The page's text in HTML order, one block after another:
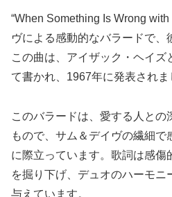
“When Something Is Wrong
ヴによる感動的なバラードで、
この曲は、アイザック・ヘイズ
て書かれ、1967年に発表されま
このバラードは、愛する人との
もので、サム＆デイヴの繊細
に際立っています。歌詞は感傷
を掘り下げ、デュオのハーモニ
与えています。